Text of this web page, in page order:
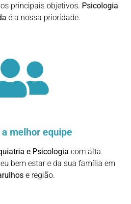
principais objetivos. Psicologia
é a nossa prioridade.
melhor equipe
e Psicologia com alta
bem estar e da sua família em
e região.